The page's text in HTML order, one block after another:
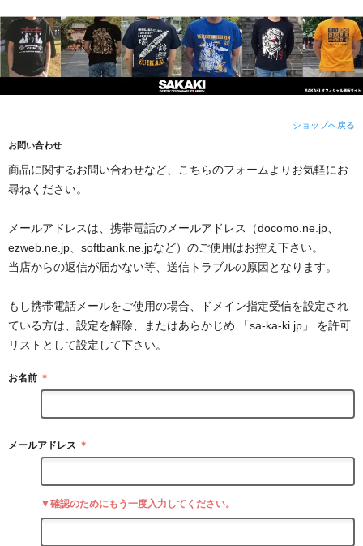
ショップへ戻る
お問い合わせ
商品に関するお問い合わせなど、こちらのフォームよりお気軽にお
尋ねください。
メールアドレスは、携帯電話のメールアドレス（docomo.ne.jp、
ezweb.ne.jp、softbank.ne.jpなど）のご使用はお控え下さい。
当店からの返信が届かない等、送信トラブルの原因となります。
もし携帯電話メールをご使用の場合、ドメイン指定受信を設定され
ている方は、設定を解除、またはあらかじめ 「sa-ka-ki.jp」 を許可
リストとして設定して下さい。
お名前 ＊
メールアドレス ＊
▼確認のためにもう一度入力してください。